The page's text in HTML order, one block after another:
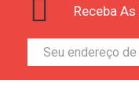
Receba